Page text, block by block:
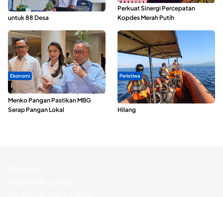
Penyaluran ADD Rp3,13 Miliar
untuk 88 Desa
Perkuat Sinergi Percepatan
Kopdes Merah Putih
Ekonomi
SPPG di Maluku Utara Dipercepat,
Menko Pangan Pastikan MBG
Serap Pangan Lokal
Peristiwa
Dua Longboat Bertabrakan di
Perairan Taliabu, Satu Nelayan
Hilang